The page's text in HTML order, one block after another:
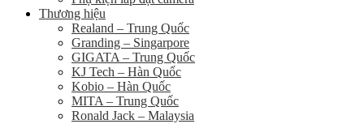
Thương hiệu
Realand – Trung Quốc
Granding – Singarpore
GIGATA – Trung Quốc
KJ Tech – Hàn Quốc
Kobio – Hàn Quốc
MITA – Trung Quốc
Ronald Jack – Malaysia